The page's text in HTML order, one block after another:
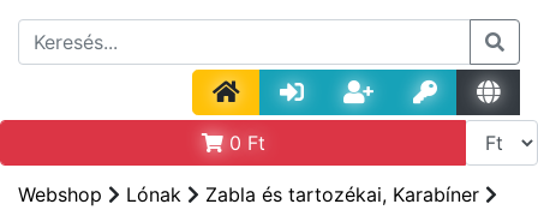
0 Ft
Webshop Lónak
Zabla és tartozékai, Karabíner